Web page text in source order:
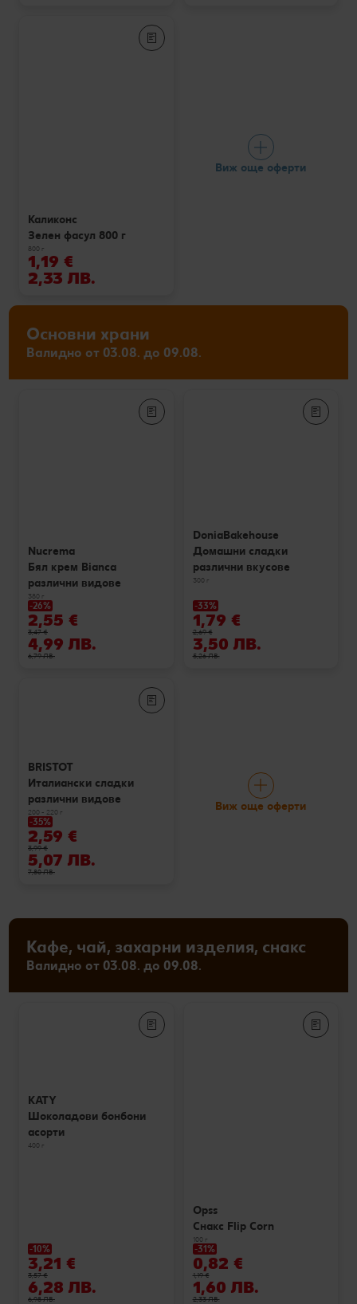
Каликонс
Зелен фасул 800 г
800 г
1,19 €
2,33 ЛВ.
Виж още оферти
Основни храни
Валидно от 03.08. до 09.08.
Nucrema
Бял крем Bianca
различни видове
380 г
-26%
2,55 €
3,47 €
4,99 ЛВ.
6,79 ЛВ.
DoniaBakehouse
Домашни сладки
различни вкусове
300 г
-33%
1,79 €
2,69 €
3,50 ЛВ.
5,26 ЛВ.
BRISTOT
Италиански сладки
различни видове
200 - 220 г
-35%
2,59 €
3,99 €
5,07 ЛВ.
7,80 ЛВ.
Виж още оферти
Кафе, чай, захарни изделия, снакс
Валидно от 03.08. до 09.08.
KATY
Шоколадови бонбони
асорти
400 г
-10%
3,21 €
3,57 €
6,28 ЛВ.
6,98 ЛВ.
Opss
Снакс Flip Corn
100 г
-31%
0,82 €
1,19 €
1,60 ЛВ.
2,33 ЛВ.